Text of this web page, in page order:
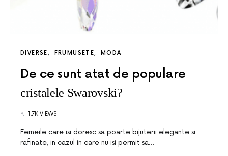
DIVERSE FRUMUSETE MODA
De ce sunt atat de populare
cristalele Swarovski?
1.7K VIEWS
Femeile care isi doresc sa poarte bijuterii elegante si
rafinate, in cazul in care nu isi permit sa…